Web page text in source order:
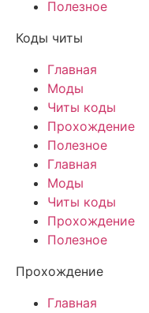
Полезное
Коды читы
Главная
Моды
Читы коды
Прохождение
Полезное
Главная
Моды
Читы коды
Прохождение
Полезное
Прохождение
Главная